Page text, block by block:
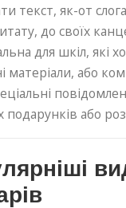
текст, як-от
до своїх
для шкіл, які
матеріали, або
або